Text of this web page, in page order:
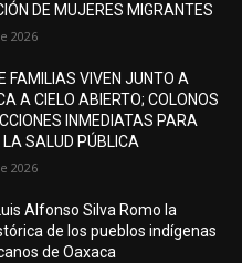
DE MUJERES MIGRANTES
2026
FAMILIAS VIVEN JUNTO A
A CIELO ABIERTO; COLONOS
INMEDIATAS PARA
LA SALUD PÚBLICA
2026
Alfonso Silva Romo la
de los pueblos indígenas
de Oaxaca